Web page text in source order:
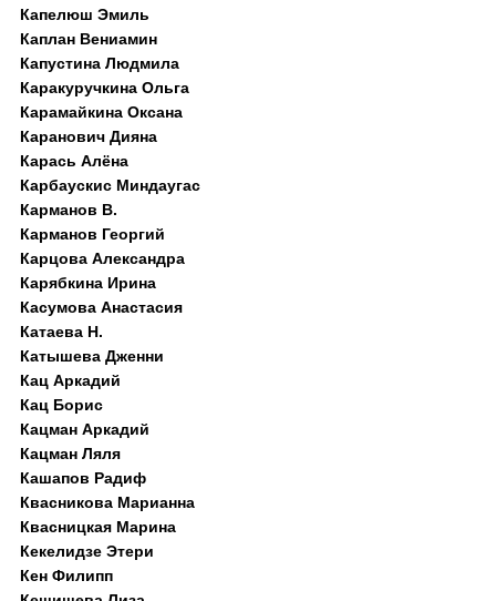
Капелюш Эмиль
Каплан Вениамин
Капустина Людмила
Каракуручкина Ольга
Карамайкина Оксана
Каранович Дияна
Карась Алёна
Карбаускис Миндаугас
Карманов В.
Карманов Георгий
Карцова Александра
Карябкина Ирина
Касумова Анастасия
Катаева Н.
Катышева Дженни
Кац Аркадий
Кац Борис
Кацман Аркадий
Кацман Ляля
Кашапов Радиф
Квасникова Марианна
Квасницкая Марина
Кекелидзе Этери
Кен Филипп